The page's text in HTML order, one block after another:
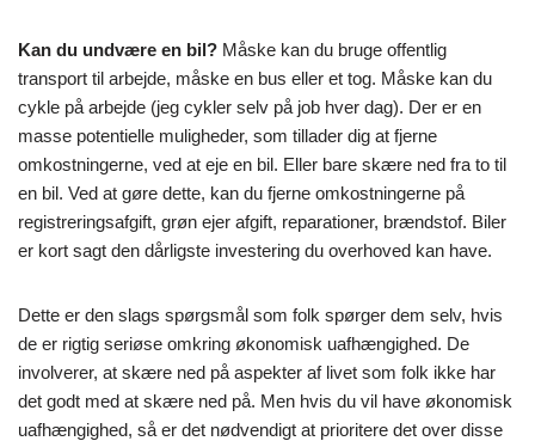
Kan du undvære en bil? Måske kan du bruge offentlig
transport til arbejde, måske en bus eller et tog. Måske kan du
cykle på arbejde (jeg cykler selv på job hver dag). Der er en
masse potentielle muligheder, som tillader dig at fjerne
omkostningerne, ved at eje en bil. Eller bare skære ned fra to til
en bil. Ved at gøre dette, kan du fjerne omkostningerne på
registreringsafgift, grøn ejer afgift, reparationer, brændstof. Biler
er kort sagt den dårligste investering du overhoved kan have.
Dette er den slags spørgsmål som folk spørger dem selv, hvis
de er rigtig seriøse omkring økonomisk uafhængighed. De
involverer, at skære ned på aspekter af livet som folk ikke har
det godt med at skære ned på. Men hvis du vil have økonomisk
uafhængighed, så er det nødvendigt at prioritere det over disse